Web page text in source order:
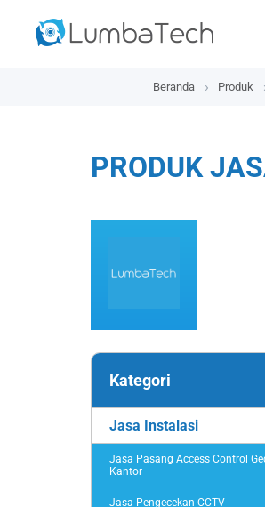
Beranda Produk
PRODUK
Kategori
Jasa Instalasi
Jasa Pasang Access Control
Kantor
Jasa Pengecekan CCTV